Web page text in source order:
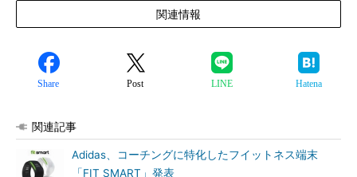
関連情報
Share Post LINE Hatena
関連記事
Adidas、コーチングに特化したフイットネス端末
「FIT SMART」発表